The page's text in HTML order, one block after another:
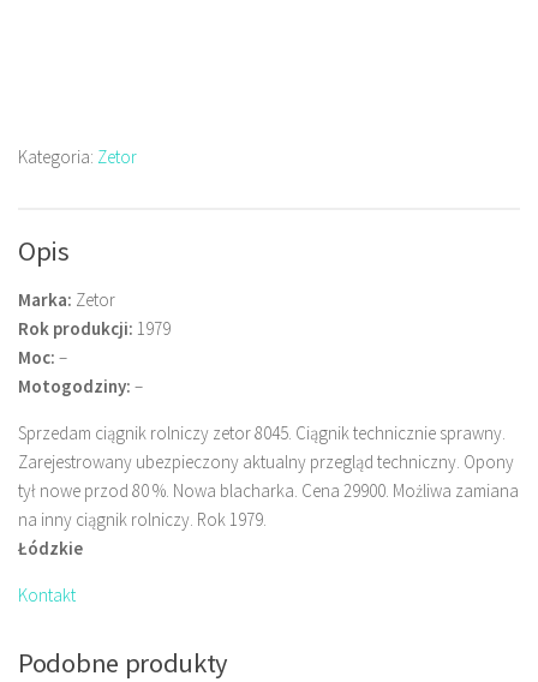
Kategoria: Zetor
Opis
Marka: Zetor
Rok produkcji: 1979
Moc: –
Motogodziny: –
Sprzedam ciągnik rolniczy zetor 8045. Ciągnik technicznie sprawny.
Zarejestrowany ubezpieczony aktualny przegląd techniczny. Opony
tył nowe przod 80 %. Nowa blacharka. Cena 29900. Możliwa zamiana
na inny ciągnik rolniczy. Rok 1979.
Łódzkie
Kontakt
Podobne produkty